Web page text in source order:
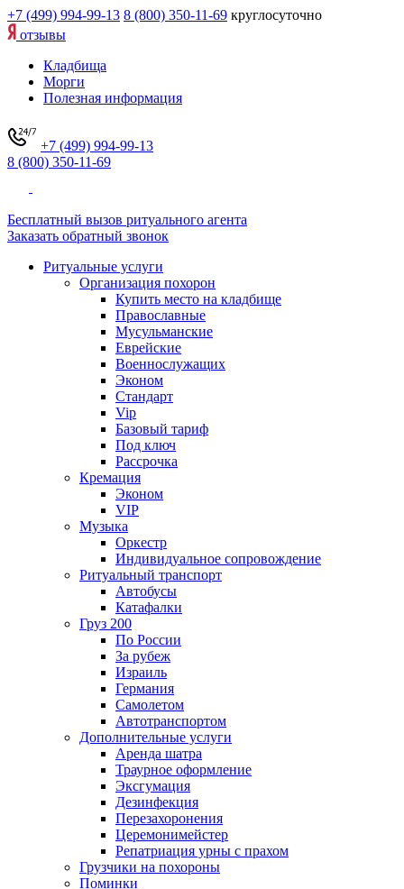
+7 (499) 994-99-13 8 (800) 350-11-69 круглосуточно
отзывы
Кладбища
Морги
Полезная информация
+7 (499) 994-99-13
8 (800) 350-11-69
Бесплатный вызов ритуального агента
Заказать обратный звонок
Ритуальные услуги
Организация похорон
Купить место на кладбище
Православные
Мусульманские
Еврейские
Военнослужащих
Эконом
Стандарт
Vip
Базовый тариф
Под ключ
Рассрочка
Кремация
Эконом
VIP
Музыка
Оркестр
Индивидуальное сопровождение
Ритуальный транспорт
Автобусы
Катафалки
Груз 200
По России
За рубеж
Израиль
Германия
Самолетом
Автотранспортом
Дополнительные услуги
Аренда шатра
Траурное оформление
Эксгумация
Дезинфекция
Перезахоронения
Церемонимейстер
Репатриация урны с прахом
Грузчики на похороны
Поминки